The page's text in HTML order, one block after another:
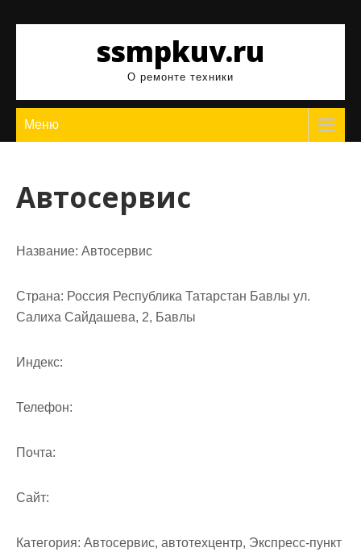
ssmpkuv.ru
О ремонте техники
Меню
Автосервис
Название: Автосервис
Страна: Россия Республика Татарстан Бавлы ул.
Салиха Сайдашева, 2, Бавлы
Индекс:
Телефон:
Почта:
Cайт:
Категория: Автосервис, автотехцентр, Экспресс-пункт